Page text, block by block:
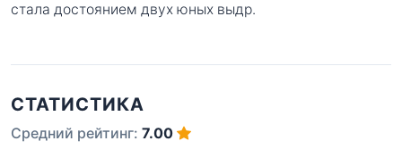
стала достоянием двух юных выдр.
СТАТИСТИКА
Средний рейтинг: 7.00